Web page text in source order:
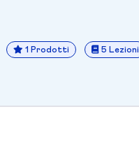
1 Prodotti 5 Lezioni